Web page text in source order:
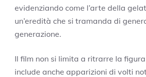
evidenziando come l’arte della
un’eredità che si tramanda di
generazione.
Il film non si limita a ritrarre la
include anche apparizioni di volti